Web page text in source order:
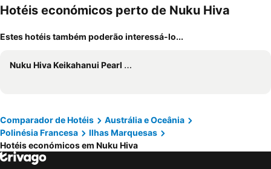
Hotéis económicos perto de Nuku Hiva
Estes hotéis também poderão interessá-lo...
Nuku Hiva Keikahanui Pearl Lodge
Comparador de Hotéis
Austrália e Oceânia
Polinésia Francesa
Ilhas Marquesas
Hotéis económicos em Nuku Hiva